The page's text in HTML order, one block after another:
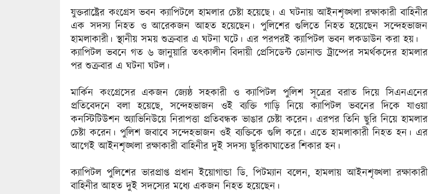
যুক্তরাষ্ট্রের কংগ্রেস ভবন ক্যাপিটলে হামলার চেষ্টা হয়েছে। এ ঘটনায় আইনশৃঙ্খলা রক্ষাকারী বাহিনীর
এক সদস্য নিহত ও আরেকজন আহত হয়েছেন। পুলিশের গুলিতে নিহত হয়েছেন সন্দেহভাজন
হামলাকারী। স্থানীয় সময় শুক্রবার এ ঘটনা ঘটে। এর পরপরই ক্যাপিটল ভবন লকডাউন করা হয়।
ক্যাপিটল ভবনে গত ৬ জানুয়ারি তৎকালীন বিদায়ী প্রেসিডেন্ট ডোনাল্ড ট্রাম্পের সমর্থকদের হামলার
পর শুক্রবার এ ঘটনা ঘটল।
মার্কিন কংগ্রেসের একজন জ্যেষ্ঠ সহকারী ও ক্যাপিটল পুলিশ সূত্রের বরাত দিয়ে সিএনএনের
প্রতিবেদনে বলা হয়েছে, সন্দেহভাজন ওই ব্যক্তি গাড়ি নিয়ে ক্যাপিটল ভবনের দিকে যাওয়া
কনস্টিটিউশন অ্যাভিনিউয়ে নিরাপত্তা প্রতিবন্ধক ভাঙার চেষ্টা করেন। এরপর তিনি ছুরি নিয়ে হামলার
চেষ্টা করেন। পুলিশ জবাবে সন্দেহভাজন ওই ব্যক্তিকে গুলি করে। এতে হামলাকারী নিহত হন। এর
আগেই আইনশৃঙ্খলা রক্ষাকারী বাহিনীর দুই সদস্য ছুরিকাঘাতের শিকার হন।
ক্যাপিটল পুলিশের ভারপ্রাপ্ত প্রধান ইয়োগান্ডা ডি. পিটম্যান বলেন, হামলায় আইনশৃঙ্খলা রক্ষাকারী
বাহিনীর আহত দুই সদস্যের মধ্যে একজন নিহত হয়েছেন।